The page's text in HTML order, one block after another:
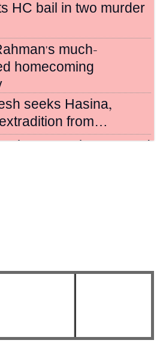
HC bail in two murder
much-
homecoming
seeks Hasina,
from…
crimes…